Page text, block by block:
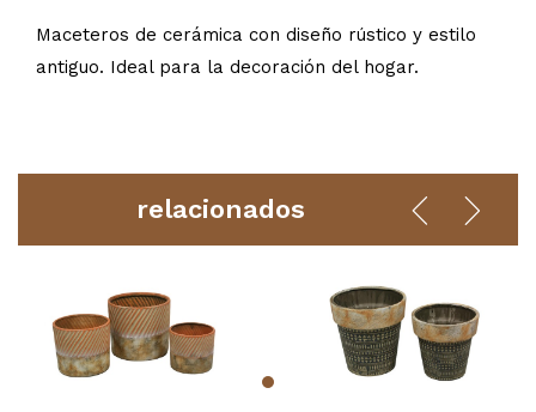
Maceteros de cerámica con diseño rústico y estilo
antiguo. Ideal para la decoración del hogar.
relacionados